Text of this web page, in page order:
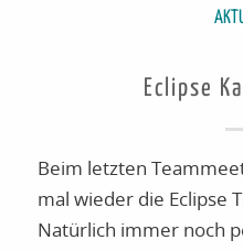
Eclipse
Beim letzten
mal wieder die Eclipse
Natürlich immer noch